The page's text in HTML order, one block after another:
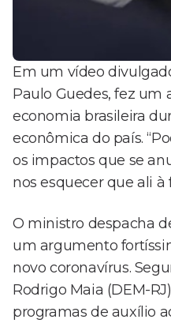
Em um vídeo
Paulo Guedes, fez
economia brasileira
econômica do país.
os impactos que se
nos esquecer que ali
O ministro despacha
um argumento
novo coronavírus.
Rodrigo Maia (DEM-
programas de auxílio